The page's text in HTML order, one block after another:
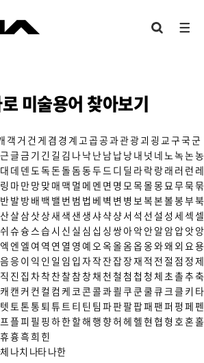
미술용어 찾아보기
객 거 건 게 겸 경 계 고 곱공과관광괴 굉 교 구국군
근글금기 긴 길 김 나낙난남납낭내 넛 네 노 녹논농
대 데 덴 도 독돈돌돔동두 드 디 딜 라락랑래 러 런 레
링 마만망맞매 맥 멀 메 멘 면 명 모 목몰몽 묘 무묵묶
반발방배 백 밸 번 범 법 베 벽 변 병 보 복본볼봉부북
산살삼삿상새 색 샌 생샤샥샹서 석 선 설 성 세 섹 셀
쉬 슈슝 스습 시 신 실 심 십 싱 쌍아악안알암압앗앙
엑 엔 엘 여 역 연 열 영 예 오 옥올옴옵옹와왜 외 요 용
음응 이 익 인 일 임 입 자작잔잡장재 적 전 절 점 정 제
직 진 집 차착찬찰참창채 천 철 첨 첩 청 체 초촐추축
캐 캔 커 컨 컬 컴 케 코 콘콜콰쾰 쿠쿤쿨큐 크 클 키 타
텟 토 톤통퇴 튜 트 티 틴 팀 파판팔팝패팬퍼 펑 페펜
프 플피 필 핑 하한할해행향허 헤헬현 협 형 호혼홀
휴흉흑희 힌
나치 나타나한